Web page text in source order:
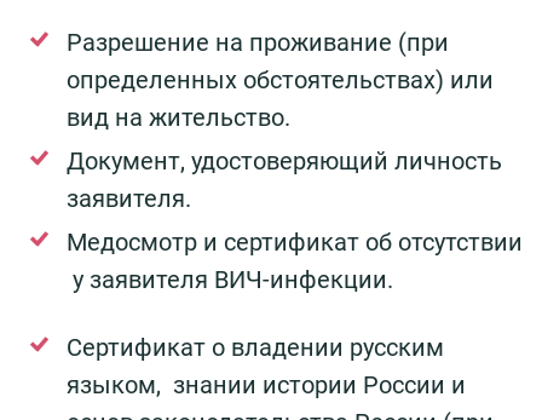
Разрешение на проживание (при
определенных обстоятельствах) или
вид на жительство.
Документ, удостоверяющий личность
заявителя.
Медосмотр и сертификат об отсутствии
у заявителя ВИЧ-инфекции.
Сертификат о владении русским
языком, знании истории России и